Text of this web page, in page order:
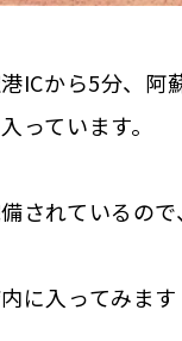
ICから5分、阿
っています。
されているの
に入ってみます